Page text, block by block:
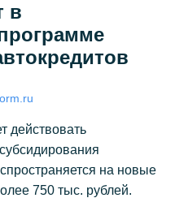
в
действовать
на новые
750 тыс. рублей.